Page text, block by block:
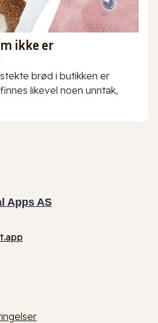
ikke er
brød i butikken er
likevel noen unntak,
Apps AS